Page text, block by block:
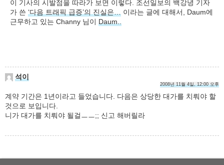
이 기사의 시발점을 따라가 보면 이렇다. 조선일보의 백강녕 기자
가 쓴 ‘다음 트래픽 급증’의 진실은…
이라는 글에 대해서, Daum에
근무하고 있는 Channy 님이 Daum..
석이
2008년 11월 4일, 12:00 오후
계약 기간은 1년이라고 들었습니다. 다음은 상당한 대가를 치뤄야 할
것으로 보입니다.
니가 대가를 치뤄야 될걸ㅡㅡ;; 신고 해버릴라